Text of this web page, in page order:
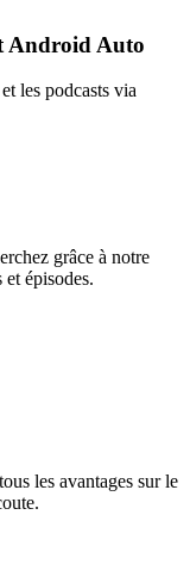
Android Auto
les podcasts via
grâce à notre
épisodes.
les avantages sur le